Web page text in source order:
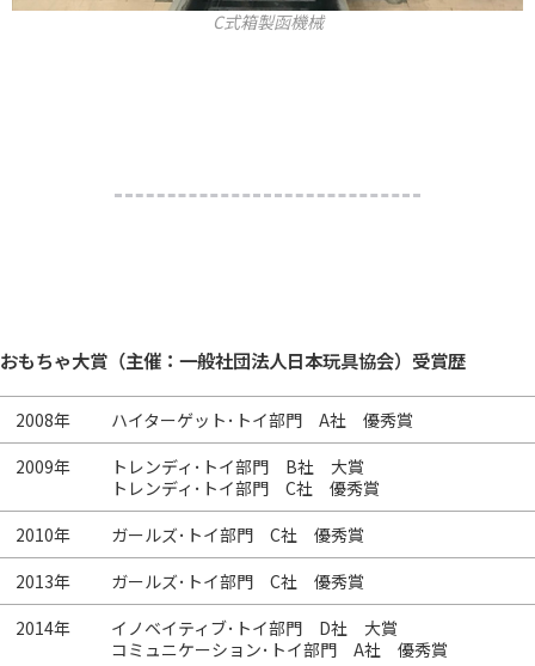
C式箱製函機械
おもちゃ大賞（主催：一般社団法人日本玩具協会）受賞歴
2008年
ハイターゲット･トイ部門 A社 優秀賞
2009年
トレンディ･トイ部門 B社 大賞
トレンディ･トイ部門 C社 優秀賞
2010年
ガールズ･トイ部門 C社 優秀賞
2013年
ガールズ･トイ部門 C社 優秀賞
2014年
イノベイティブ･トイ部門 D社 大賞
コミュニケーション･トイ部門 A社 優秀賞